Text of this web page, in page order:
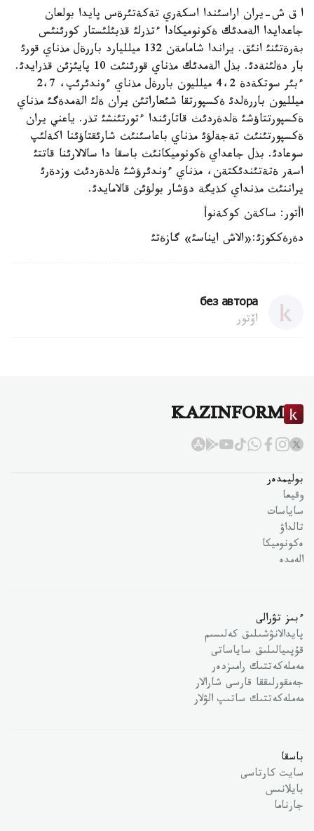
ا ق ش-يران اراسئندا اسكةري تةكةتئرةس پايدا بولعان
جاعدايدا الةمدئك ةكونوميكادا ءتذرلئ قذبئلئستار كورئنئس
بةرةتئنئ انئق. يراندا شامامةن 132 ميلليارد باررةل مذناي قورئ
بار دةلئنةدئ. بذل الةمدئك مذناي قورئنئث 10 پايئزئن قذرايدئ.
ءبئر سوتكةدة 4،2 ميلليون باررةل مذناي ءوندئرئپ، 2،7
ميلليون باررةلدئ ةكسپورتقا شئعاراتئن يران ةلئ الةمدةگئ مذناي
ةكسپورتتاؤشئ ةلدةردئث قاتارئندا ءتورتئنشئ تذر. ياعني يران
ةكسپورتئنئث تةجةلؤئ مذناي باعاسئنئث شارئقتاؤئنا اكةلئپ
سوعادئ. بذل جاعداي ةكونوميكانئث باسقا دا سالالارئنا قاتتئ
اسةر ةتةتئندئكتةن، مذناي ءوندئرؤشئ ةلدةردئث وزدةرئ
يراننئث مذنداي كذيگة دؤشار بولؤئن قالامايدئ.
اأتور: ساكةن كوكةنوأ
دةرةككوزئ:«الاش ايناسئ» گازةتئ
без автора
اۆتور
KAZINFORM
بوليمدەر
وقيعا
ساياسات
تالداۋ
ەكونوميكا
الەمدە
ءبىز تۋرالى
پايدالانۋشىلىق كەلىسىم
قۇپىيالىلىق ساياساتى
مەملەكەتتىك رامىزدەر
جەمقورلىققا قارسى شارالار
مەملەكەتتىك ساتىپ الۋلار
باسقا
سايت كارتاسى
بايلانىس
جارناما